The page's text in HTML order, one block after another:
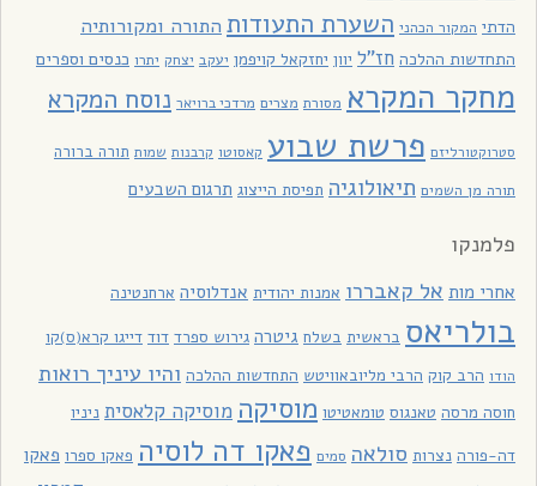
הדתי המקור הכהני השערת התעודות התורה ומקורותיה
התחדשות ההלכה חז"ל יוון יחזקאל קויפמן יעקב יצחק יתרו כנסים וספרים
מחקר המקרא מסורת מצרים מרדכי ברויאר נוסח המקרא
סטרוקטורליזם פרשת שבוע קאסוטו קרבנות שמות תורה ברורה
תורה מן השמים תיאולוגיה תפיסת הייצוג תרגום השבעים
פלמנקו
אחרי מות אל קאבררו אמנות יהודית אנדלוסיה ארחנטינה
בולריאס בראשית בשלח גיטרה גירוש ספרד דוד דייגו קרא(ס)קו
הודו הרב קוק הרבי מליובאוויטש התחדשות ההלכה והיו עיניך רואות
חוסה מרסה טאנגוס טומאטיטו מוסיקה מוסיקה קלאסית ניניו
דה-פורה נצרות סולאה סמים פאקו דה לוסיה פאקו ספרו פאקו